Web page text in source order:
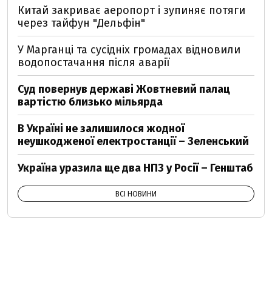
Китай закриває аеропорт і зупиняє потяги
через тайфун "Дельфін"
У Марганці та сусідніх громадах відновили
водопостачання після аварії
Суд повернув державі Жовтневий палац
вартістю близько мільярда
В Україні не залишилося жодної
неушкодженої електростанції – Зеленський
Україна уразила ще два НПЗ у Росії – Генштаб
ВСІ НОВИНИ